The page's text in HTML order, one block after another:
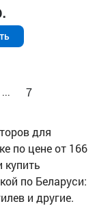
... 7
для
по цене от 166
купить
по Беларуси:
и другие.